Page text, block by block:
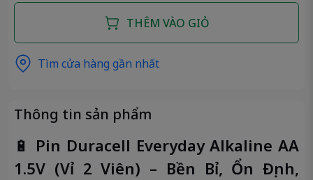
THÊM VÀO GIỎ
Tìm cửa hàng gần nhất
Thông tin sản phẩm
🔋 Pin Duracell Everyday Alkaline AA
1.5V (Vỉ 2 Viên) – Bền Bỉ, Ổn Định,